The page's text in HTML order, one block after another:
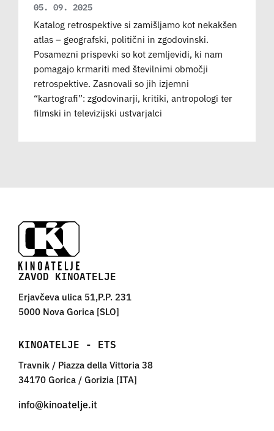
05. 09. 2025
Katalog retrospektive si zamišljamo kot nekakšen
atlas – geografski, politični in zgodovinski.
Posamezni prispevki so kot zemljevidi, ki nam
pomagajo krmariti med številnimi območji
retrospektive. Zasnovali so jih izjemni
“kartografi”: zgodovinarji, kritiki, antropologi ter
filmski in televizijski ustvarjalci
ZAVOD KINOATELJE
Erjavčeva ulica 51,P.P. 231
5000 Nova Gorica [SLO]
KINOATELJE - ETS
Travnik / Piazza della Vittoria 38
34170 Gorica / Gorizia [ITA]